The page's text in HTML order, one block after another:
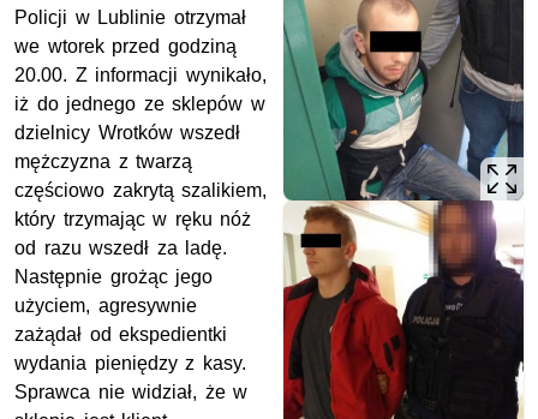
Policji w Lublinie otrzymał
we wtorek przed godziną
20.00. Z informacji wynikało,
iż do jednego ze sklepów w
dzielnicy Wrotków wszedł
mężczyzna z twarzą
częściowo zakrytą szalikiem,
który trzymając w ręku nóż
od razu wszedł za ladę.
Następnie grożąc jego
użyciem, agresywnie
zażądał od ekspedientki
wydania pieniędzy z kasy.
Sprawca nie widział, że w